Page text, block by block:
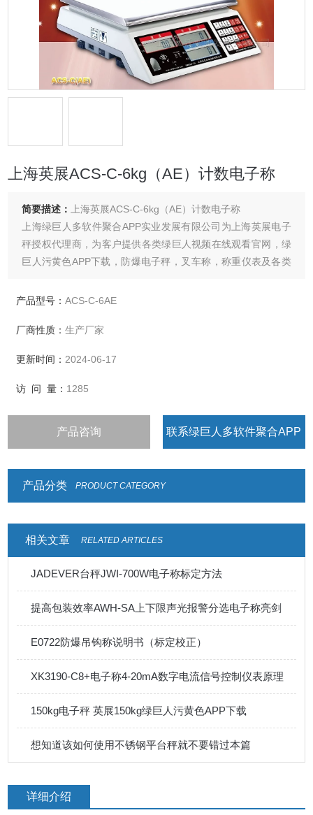
上海英展ACS-C-6kg（AE）计数电子称
简要描述：
上海英展ACS-C-6kg（AE）计数电子称
上海绿巨人多软件聚合APP实业发展有限公司为上海英展电子
秤授权代理商，为客户提供各类绿巨人视频在线观看官网，绿
巨人污黄色APP下载，防爆电子秤，叉车称，称重仪表及各类
产品型号：ACS-C-6AE
厂商性质：生产厂家
更新时间： 2024-06-17
访 问 量： 1285
产品咨询 联系绿巨人多软件聚合APP
产品分类 PRODUCT CATEGORY
相关文章 RELATED ARTICLES
JADEVER台秤JWI-700W电子称标定方法
提高包装效率AWH-SA上下限声光报警分选电子称亮剑
E0722防爆吊钩称说明书（标定校正）
XK3190-C8+电子称4-20mA数字电流信号控制仪表原理
150kg电子秤 英展150kg绿巨人污黄色APP下载
想知道该如何使用不锈钢平台秤就不要错过本篇
详细介绍